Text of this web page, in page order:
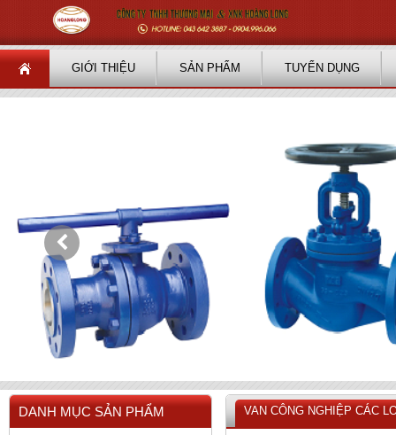
GIỚI THIỆU SẢN PHẨM TUYỂN DỤNG
DANH MỤC SẢN PHẨM VAN CÔNG NGHIỆP CÁC